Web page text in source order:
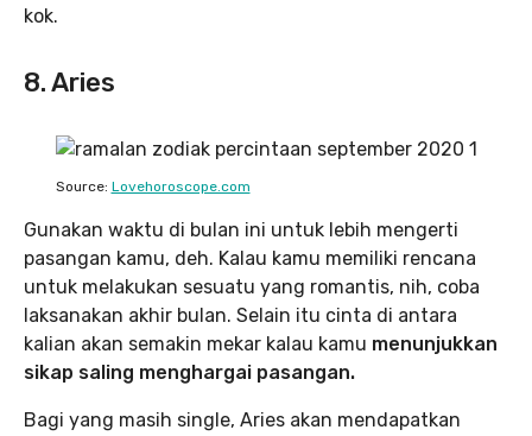
kok.
8. Aries
Source: Lovehoroscope.com
Gunakan waktu di bulan ini untuk lebih mengerti
pasangan kamu, deh. Kalau kamu memiliki rencana
untuk melakukan sesuatu yang romantis, nih, coba
laksanakan akhir bulan. Selain itu cinta di antara
kalian akan semakin mekar kalau kamu menunjukkan
sikap saling menghargai pasangan.
Bagi yang masih single, Aries akan mendapatkan